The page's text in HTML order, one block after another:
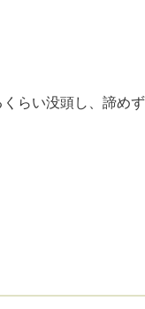
らい没頭し、諦めず